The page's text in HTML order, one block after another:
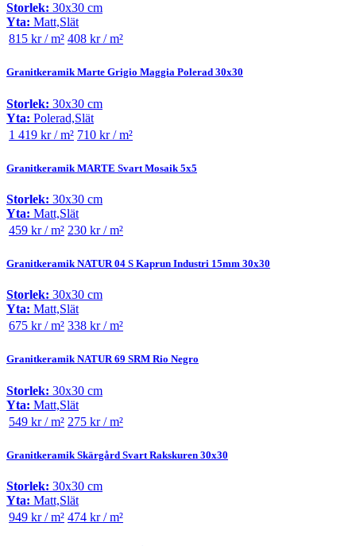
Storlek: 30x30 cm
Yta: Matt,Slät
815 kr / m² 408 kr / m²
Granitkeramik Marte Grigio Maggia Polerad 30x30
Storlek: 30x30 cm
Yta: Polerad,Slät
1 419 kr / m² 710 kr / m²
Granitkeramik MARTE Svart Mosaik 5x5
Storlek: 30x30 cm
Yta: Matt,Slät
459 kr / m² 230 kr / m²
Granitkeramik NATUR 04 S Kaprun Industri 15mm 30x30
Storlek: 30x30 cm
Yta: Matt,Slät
675 kr / m² 338 kr / m²
Granitkeramik NATUR 69 SRM Rio Negro
Storlek: 30x30 cm
Yta: Matt,Slät
549 kr / m² 275 kr / m²
Granitkeramik Skärgård Svart Rakskuren 30x30
Storlek: 30x30 cm
Yta: Matt,Slät
949 kr / m² 474 kr / m²